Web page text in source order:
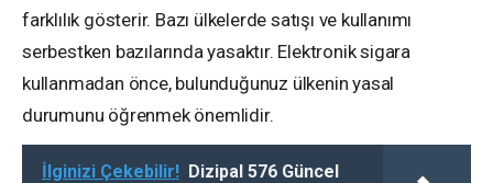
farklılık gösterir. Bazı ülkelerde satışı ve kullanımı
serbestken bazılarında yasaktır. Elektronik sigara
kullanmadan önce, bulunduğunuz ülkenin yasal
durumunu öğrenmek önemlidir.
İlginizi Çekebilir! Dizipal 576 Güncel